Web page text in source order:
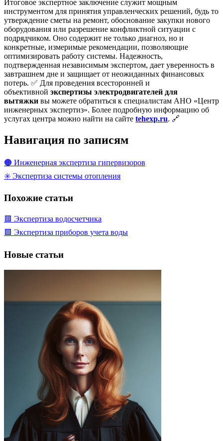
Итоговое экспертное заключение служит мощным
инструментом для принятия управленческих решений, будь то
утверждение сметы на ремонт, обоснование закупки нового
оборудования или разрешение конфликтной ситуации с
подрядчиком. Оно содержит не только диагноз, но и
конкретные, измеримые рекомендации, позволяющие
оптимизировать работу системы. Надежность,
подтвержденная независимым экспертом, дает уверенность в
завтрашнем дне и защищает от неожиданных финансовых
потерь. ✅ Для проведения всесторонней и
объективной экспертизы электродвигателей для
вытяжки вы можете обратиться к специалистам АНО «Центр
инженерных экспертиз». Более подробную информацию об
услугах центра можно найти на сайте tehexp.ru. 🔗
Навигация по записям
🟠 Инженерная экспертиза гипервизоров
✳️ Экспертиза системы отопления
Похожие статьи
🟥 Экспертиза водосчетчика
🟩 Экспертиза приборов учета воды
Новые статьи